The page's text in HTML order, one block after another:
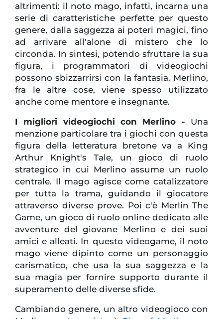
altrimenti: il noto mago, infatti, incarna una
serie di caratteristiche perfette per questo
genere, dalla saggezza ai poteri magici, fino
ad arrivare all'alone di mistero che lo
circonda. In sintesi, potendo sfruttare la sua
figura, i programmatori di videogiochi
possono sbizzarrirsi con la fantasia. Merlino,
fra le altre cose, viene spesso utilizzato
anche come mentore e insegnante.
I migliori videogiochi con Merlino - Una
menzione particolare tra i giochi con questa
figura della letteratura bretone va a King
Arthur Knight's Tale, un gioco di ruolo
strategico in cui Merlino assume un ruolo
centrale. Il mago agisce come catalizzatore
per tutta la trama, guidando il giocatore
attraverso diverse prove. Poi c'è Merlin The
Game, un gioco di ruolo online dedicato alle
avventure del giovane Merlino e dei suoi
amici e alleati. In questo videogame, il noto
mago viene dipinto come un personaggio
carismatico, che usa la sua saggezza e la
sua magia per fornire supporto durante il
superamento delle diverse sfide.
Cambiando genere, un altro videogioco con